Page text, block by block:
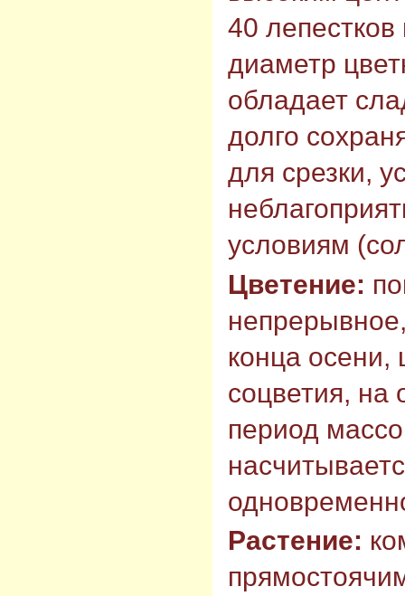
40
диаметр
обладает
долго
для срезки,
условиям
Цветение:
конца осени,
соцветия, на
период
Растение: